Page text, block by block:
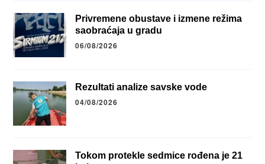
Privremene obustave i izmene režima
saobraćaja u gradu
06/08/2026
Rezultati analize savske vode
04/08/2026
Tokom protekle sedmice rođena je 21